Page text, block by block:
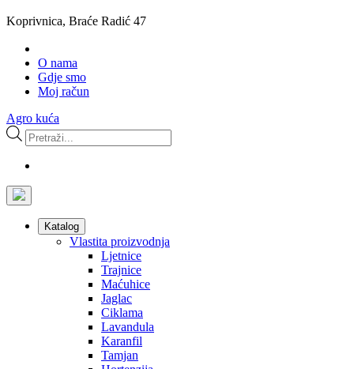
Koprivnica, Braće Radić 47
O nama
Gdje smo
Moj račun
Agro kuća
Products
search
Katalog
Vlastita proizvodnja
Ljetnice
Trajnice
Maćuhice
Jaglac
Ciklama
Lavandula
Karanfil
Tamjan